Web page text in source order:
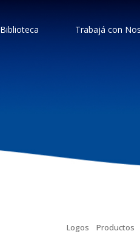
Biblioteca Trabajá con
Logos Productos